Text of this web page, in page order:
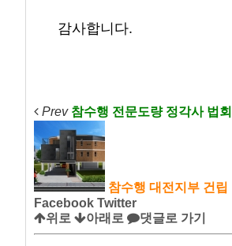
감사합니다.
Prev 참수행 전문도량 정각사 법
참수행 대전지부 건립
Facebook Twitter
위로
아래로 댓글로 가기